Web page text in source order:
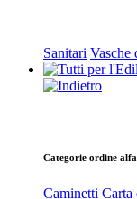
Sanitari Vasche
Categorie ordine
Caminetti Carta